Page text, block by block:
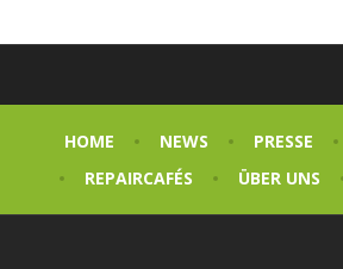
HOME NEWS PRESSE
REPAIRCAFÉS
ÜBER UNS